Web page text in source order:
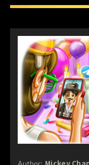
Mickey